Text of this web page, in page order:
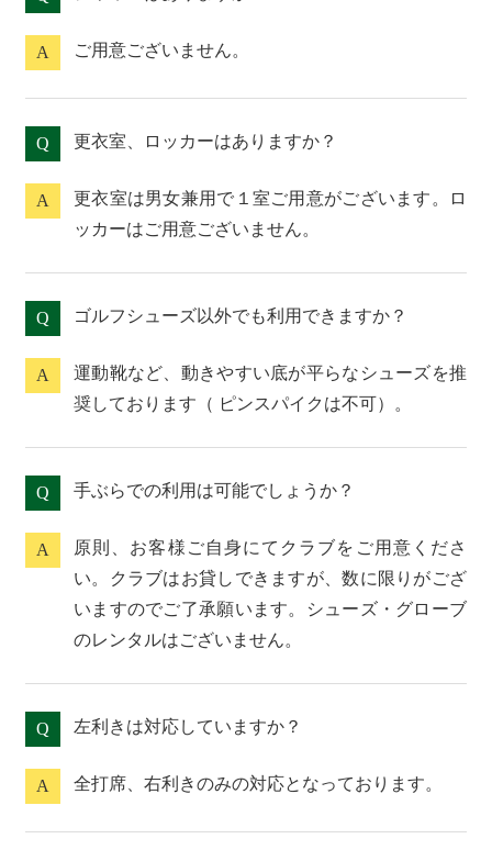
A ご用意ございません。
Q 更衣室、ロッカーはありますか？
A
更衣室は男女兼用で１室ご用意がございます。ロ
ッカーはご用意ございません。
Q ゴルフシューズ以外でも利用できますか？
A
運動靴など、動きやすい底が平らなシューズを推
奨しております（ ピンスパイクは不可）。
Q 手ぶらでの利用は可能でしょうか？
A
原則、お客様ご自身にてクラブをご用意くださ
い。クラブはお貸しできますが、数に限りがござ
いますのでご了承願います。シューズ・グローブ
のレンタルはございません。
Q 左利きは対応していますか？
A 全打席、右利きのみの対応となっております。